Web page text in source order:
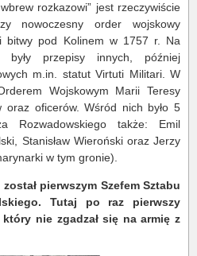
rozkazowi” jest rzeczywiście
nowoczesny order wojskowy
bitwy pod Kolinem w 1757 r. Na
były przepisy innych, później
m.in. statut Virtuti Militari. W
Wojskowym Marii Teresy
oraz oficerów. Wśród nich było 5
Rozwadowskiego także: Emil
Stanisław Wieroński oraz Jerzy
w tym gronie).
pierwszym Szefem Sztabu
Tutaj po raz pierwszy
który nie zgadzał się na armię z